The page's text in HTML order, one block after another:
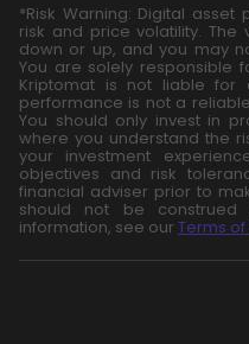
*Risk Warning: Digital
risk and price volatility.
down or up, and you may
You are solely responsible
Kriptomat is not liable for
performance is not a
You should only invest in
where you understand the
your investment
objectives and risk
financial adviser prior to
should not be
information, see our Terms